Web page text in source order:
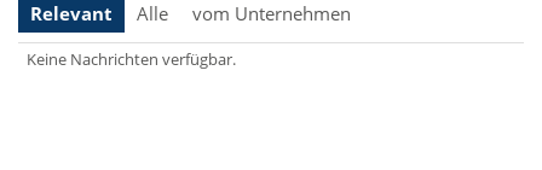
Relevant
Alle vom Unternehmen
Keine Nachrichten verfügbar.